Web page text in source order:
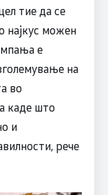
тие да се
најкус можен
е
на
во
каде што
и
рече